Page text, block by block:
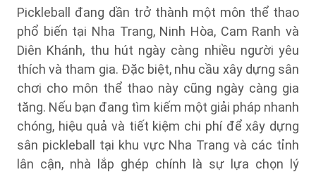
Pickleball đang dần trở thành một môn thể thao
phổ biến tại Nha Trang, Ninh Hòa, Cam Ranh và
Diên Khánh, thu hút ngày càng nhiều người yêu
thích và tham gia. Đặc biệt, nhu cầu xây dựng sân
chơi cho môn thể thao này cũng ngày càng gia
tăng. Nếu bạn đang tìm kiếm một giải pháp nhanh
chóng, hiệu quả và tiết kiệm chi phí để xây dựng
sân pickleball tại khu vực Nha Trang và các tỉnh
lân cận, nhà lắp ghép chính là sự lựa chọn lý